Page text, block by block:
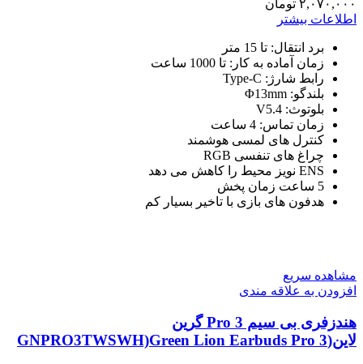
سیم
۲,۰۷۰,۰۰۰ تومان
اطلاعات بیشتر
برد انتقال: تا 15 متر
زمان آماده به کار: تا 1000 ساعت
رابط شارژ: Type-C
بلندگو: Φ13mm
بلوتوث: V5.4
زمان تماس: 4 ساعت
کنترل های لمسی هوشمند
چراغ های تنفسی RGB
ENS نویز محیط را کاهش می دهد
5 ساعت زمان پخش
هدفون های بازی با تاخیر بسیار کم
مشاهده سریع
افزودن به علاقه مندی
هندزفری بی سیم Pro 3 گرین
لاین(GNPRO3TWSWH)Green Lion Earbuds Pro 3